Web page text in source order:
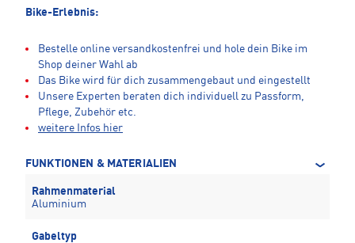
Bike-Erlebnis:
Bestelle online versandkostenfrei und hole dein Bike im
Shop deiner Wahl ab
Das Bike wird für dich zusammengebaut und eingestellt
Unsere Experten beraten dich individuell zu Passform,
Pflege, Zubehör etc.
weitere Infos hier
FUNKTIONEN & MATERIALIEN
Rahmenmaterial
Aluminium
Gabeltyp